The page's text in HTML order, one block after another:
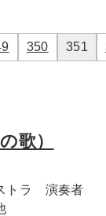
350 351
歌）
トラ 演奏者